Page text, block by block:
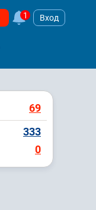
1 Вход
69
333
0